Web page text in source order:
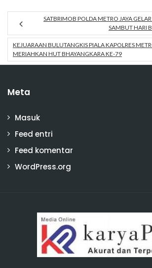
SATBRIMOB POLDA METRO JAYA
SAMBUT HARI
KEJUARAAN BULUTANGKIS PIALA KAPOLRES
MERIAHKAN HUT BHAYANGKARA KE-79
Meta
Masuk
Feed entri
Feed komentar
WordPress.org